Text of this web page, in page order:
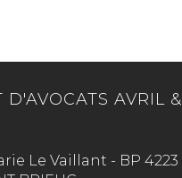
D'AVOCATS AVRIL &
Le Vaillant - BP 4223